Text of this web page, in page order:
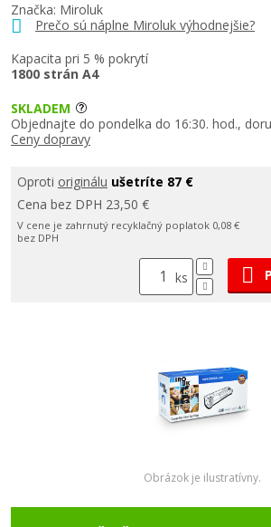
Značka: Miroluk
Prečo sú náplne Miroluk výhodnejšie?
Kapacita pri 5 % pokrytí
1800 strán A4
SKLADEM
Objednajte do pondelka do 16:30. hod.,
Ceny dopravy
Oproti originálu ušetríte 87 €
Cena bez DPH 23,50 €
V cene je zahrnutý recyklačný poplatok 0,08 €
bez DPH
ks
Obrázok je ilustratívny.